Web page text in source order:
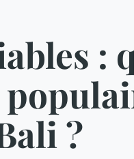
:
?